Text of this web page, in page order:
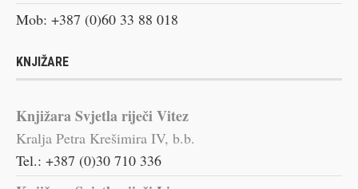
Mob: +387 (0)60 33 88 018
KNJIŽARE
Knjižara Svjetla riječi Vitez
Kralja Petra Krešimira IV, b.b.
Tel.: +387 (0)30 710 336